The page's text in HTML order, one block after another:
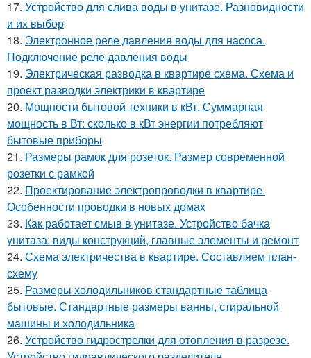
17. Устройство для слива воды в унитазе. Разновидности
и их выбор
18. Электронное реле давления воды для насоса.
Подключение реле давления воды
19. Электрическая разводка в квартире схема. Схема и
проект разводки электрики в квартире
20. Мощности бытовой техники в кВт. Суммарная
мощность в Вт: сколько в кВт энергии потребляют
бытовые приборы
21. Размеры рамок для розеток. Размер современной
розетки с рамкой
22. Проектирование электропроводки в квартире.
Особенности проводки в новых домах
23. Как работает смыв в унитазе. Устройство бачка
унитаза: виды конструкций, главные элементы и ремонт
24. Схема электричества в квартире. Составляем план-
схему
25. Размеры холодильников стандартные таблица
бытовые. Стандартные размеры ванны, стиральной
машины и холодильника
26. Устройство гидрострелки для отопления в разрезе.